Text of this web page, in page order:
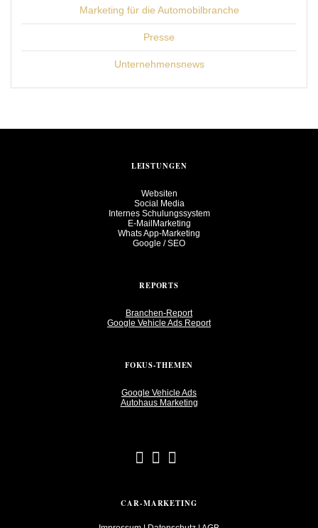
Marketing für die Automobilbranche
Presse
Unternehmensnews
CAR-MARKETING
LEISTUNGEN
Websiten
Social Media
Internes Schulungssystem
E-MailMarketing
Whats App-Marketing
Google / SEO
REPORTS
Branchen-Report
Google Vehicle Ads Report
FOKUS-THEMEN
Google Vehicle Ads
Autohaus Marketing